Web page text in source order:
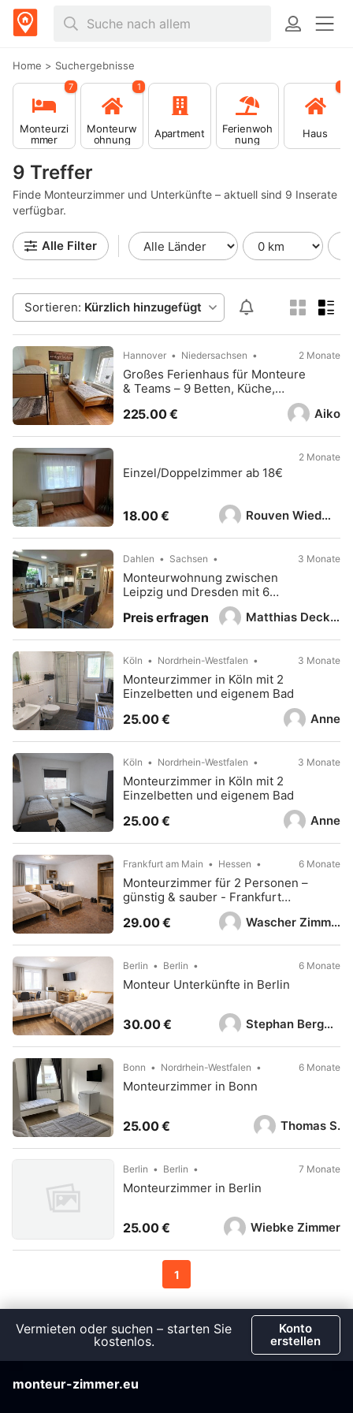
Home > Suchergebnisse
9 Treffer
Finde Monteurzimmer und Unterkünfte – aktuell sind 9 Inserate
verfügbar.
Monteurzi
mmer
7
Monteurw
ohnung
1
Apartment
Ferienwoh
nung
Haus
Alle Filter
Sortieren: Kürzlich hinzugefügt
Aiko
Hannover Niedersachsen 2 Monate
Großes Ferienhaus für Monteure
& Teams – 9 Betten, Küche,
225.00 €
Rouven Wiedmann
2 Monate
Einzel/Doppelzimmer ab 18€
18.00 €
Matthias Decker
Dahlen Sachsen 3 Monate
Monteurwohnung zwischen
Leipzig und Dresden mit 6
Preis erfragen
Anne
Köln Nordrhein-Westfalen 3 Monate
Monteurzimmer in Köln mit 2
Einzelbetten und eigenem Bad
25.00 €
Anne
Köln Nordrhein-Westfalen 3 Monate
Monteurzimmer in Köln mit 2
Einzelbetten und eigenem Bad
25.00 €
Wascher Zimmer Vermietung
Frankfurt am Main Hessen 6 Monate
Monteurzimmer für 2 Personen –
günstig & sauber - Frankfurt
29.00 €
Stephan Bergmeister
Berlin Berlin 6 Monate
Monteur Unterkünfte in Berlin
30.00 €
Thomas S.
Bonn Nordrhein-Westfalen 6 Monate
Monteurzimmer in Bonn
25.00 €
Wiebke Zimmer
Berlin Berlin 7 Monate
Monteurzimmer in Berlin
25.00 €
1
Vermieten oder suchen – starten Sie
kostenlos.
Konto
erstellen
monteur-zimmer.eu